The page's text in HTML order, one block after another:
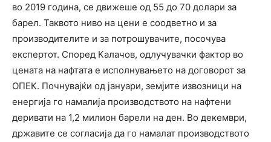
во 2019 година, се движеше од 55 до 70 долари за
барел. Таквото ниво на цени е соодветно и за
производителите и за потрошувачите, посочува
експертот. Според Калачов, одлучувачки фактор во
цената на нафтата е исполнувањето на договорот за
ОПЕК. Почнувајќи од јануари, земјите извозници на
енергија го намалија производството на нафтени
деривати на 1,2 милион барели на ден. Во декември,
државите се согласија да го намалат производството